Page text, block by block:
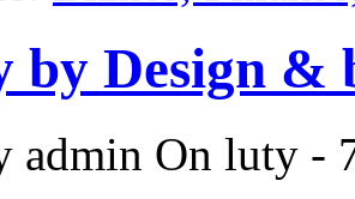
by Design &
admin On luty -